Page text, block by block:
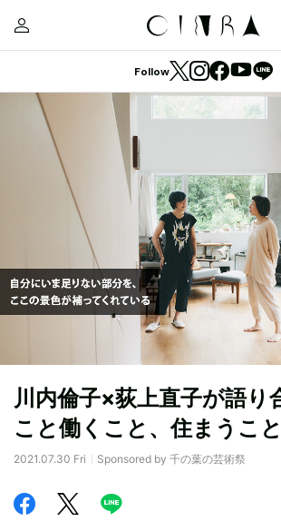
Follow
川内倫子×荻上直子が語り
こと働くこと、住まうこと
2021.07.30 Fri Sponsored by 千の葉の芸術祭